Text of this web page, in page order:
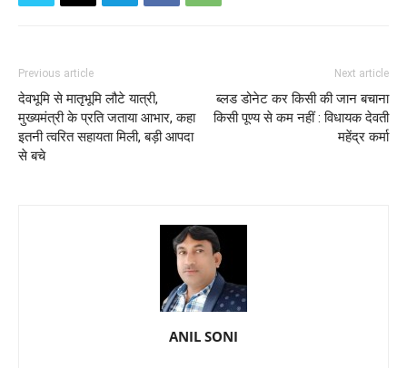
Previous article
देवभूमि से मातृभूमि लौटे यात्री,
मुख्यमंत्री के प्रति जताया आभार, कहा
इतनी त्वरित सहायता मिली, बड़ी आपदा
से बचे
Next article
ब्लड डोनेट कर किसी की जान बचाना
किसी पूण्य से कम नहीं : विधायक देवती
महेंद्र कर्मा
ANIL SONI